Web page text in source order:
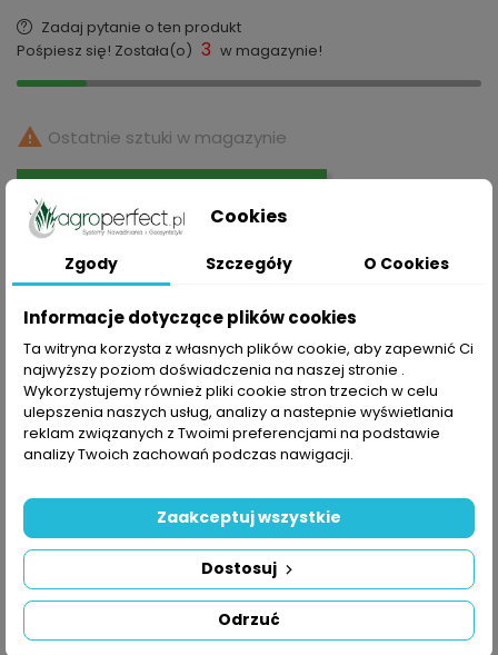
Zadaj pytanie o ten produkt
Pośpiesz się! Została(o) 3 w magazynie!
 Ostatnie sztuki w magazynie
Udostępnij
Polityka prywatności
Składając zamówienie akceptujesz Politykę prywatności
Składając zamówienie akceptujesz Zasady Wysyłki i
Zasady bezpieczeństwa
Składając zamówienie akceptujesz Regulamin sklepu
OPIS
Cookies
Zgody Szczegóły O Cookies
Informacje dotyczące plików cookies
Ta witryna korzysta z własnych plików cookie, aby zapewnić Ci
najwyższy poziom doświadczenia na naszej stronie .
Wykorzystujemy również pliki cookie stron trzecich w celu
ulepszenia naszych usług, analizy a nastepnie wyświetlania
reklam związanych z Twoimi preferencjami na podstawie
analizy Twoich zachowań podczas nawigacji.
Odrzuć
Dostosuj
Zaakceptuj wszystkie